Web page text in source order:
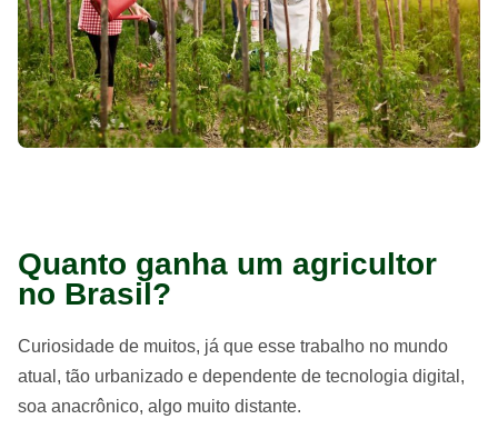
Quanto ganha um agricultor
no Brasil?
Curiosidade de muitos, já que esse trabalho no mundo
atual, tão urbanizado e dependente de tecnologia digital,
soa anacrônico, algo muito distante.